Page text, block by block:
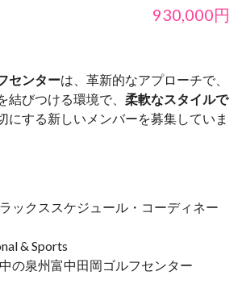
930,000円
センターは、革新的なアプローチで、
結びつける環境で、 柔軟なスタイルで
にする新しいメンバーを募集していま
ックススケジュール・コーディネー
& Sports
の泉州富中田岡ゴルフセンター